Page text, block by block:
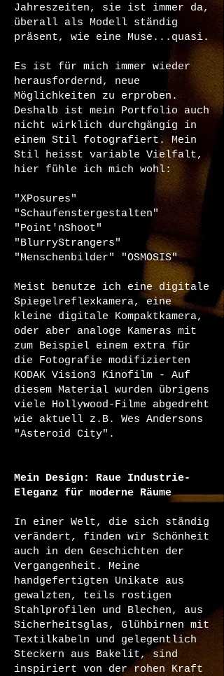
Jahreszeiten, sie ist immer da,
überall als Modell ständig
präsent, wie eine Muse...quasi.
Es ist für mich immer wieder
herausfordernd, neue
Möglichkeiten zu erproben.
Deshalb ist mein Portfolio auch
nicht wirklich durchgängig in
einem Stil fotografiert. Mein
Stil heisst variable Vielfalt,
hier fühle ich mich wohl:
"XPosures"
"Schaufenstergestalten"
"Point'nShoot"
"BlurryStrangers"
"Menschenbilder" "OSMOSIS"
Meist benutze ich eine digitale
Spiegelreflexkamera, eine
kleine digitale Kompaktkamera,
oder aber analoge Kameras mit
zum Beispiel einem extra für
die Fotografie modifizierten
KODAK Vision3 Kinofilm - Auf
diesem Material wurden übrigens
viele Hollywood-Filme abgedreht
wie aktuell z.B. Wes Andersons
"Asteroid City".
Mein Design: Raue Industrie-
Eleganz für moderne Räume
In einer Welt, die sich ständig
verändert, finden wir Schönheit
auch in den Geschichten der
Vergangenheit. Meine
handgefertigten Unikate aus
gewalzten, teils rostigen
Stahlprofilen und Blechen, aus
Sicherheitsglas, Glühbirnen mit
Textilkabeln und gelegentlich
Steckern aus Bakelit, sind
inspiriert von der rohen Kraft